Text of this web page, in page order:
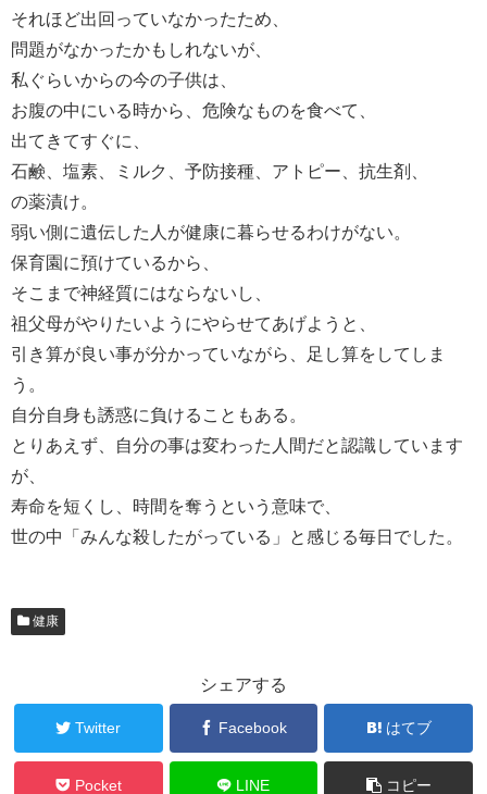
それほど出回っていなかったため、
問題がなかったかもしれないが、
私ぐらいからの今の子供は、
お腹の中にいる時から、危険なものを食べて、
出てきてすぐに、
石鹸、塩素、ミルク、予防接種、アトピー、抗生剤、
の薬漬け。
弱い側に遺伝した人が健康に暮らせるわけがない。
保育園に預けているから、
そこまで神経質にはならないし、
祖父母がやりたいようにやらせてあげようと、
引き算が良い事が分かっていながら、足し算をしてしま
う。
自分自身も誘惑に負けることもある。
とりあえず、自分の事は変わった人間だと認識しています
が、
寿命を短くし、時間を奪うという意味で、
世の中「みんな殺したがっている」と感じる毎日でした。
健康
シェアする
Twitter Facebook はてブ
Pocket LINE コピー